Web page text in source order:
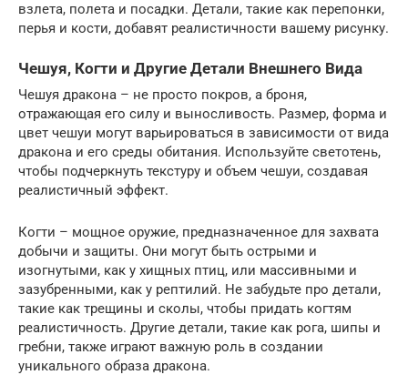
взлета, полета и посадки. Детали, такие как перепонки,
перья и кости, добавят реалистичности вашему рисунку.
Чешуя, Когти и Другие Детали Внешнего Вида
Чешуя дракона – не просто покров, а броня,
отражающая его силу и выносливость. Размер, форма и
цвет чешуи могут варьироваться в зависимости от вида
дракона и его среды обитания. Используйте светотень,
чтобы подчеркнуть текстуру и объем чешуи, создавая
реалистичный эффект.
Когти – мощное оружие, предназначенное для захвата
добычи и защиты. Они могут быть острыми и
изогнутыми, как у хищных птиц, или массивными и
зазубренными, как у рептилий. Не забудьте про детали,
такие как трещины и сколы, чтобы придать когтям
реалистичность. Другие детали, такие как рога, шипы и
гребни, также играют важную роль в создании
уникального образа дракона.